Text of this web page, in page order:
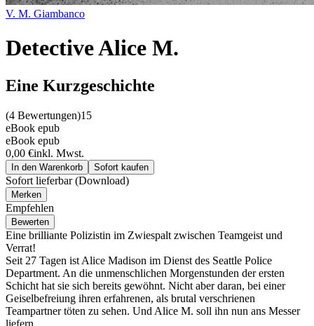
V. M. Giambanco
Detective Alice M.
Eine Kurzgeschichte
(4 Bewertungen)15
eBook epub
eBook epub
0,00 €inkl. Mwst.
In den Warenkorb Sofort kaufen
Sofort lieferbar (Download)
Merken
Empfehlen
Bewerten
Eine brilliante Polizistin im Zwiespalt zwischen Teamgeist und
Verrat!
Seit 27 Tagen ist Alice Madison im Dienst des Seattle Police
Department. An die unmenschlichen Morgenstunden der ersten
Schicht hat sie sich bereits gewöhnt. Nicht aber daran, bei einer
Geiselbefreiung ihren erfahrenen, als brutal verschrienen
Teampartner töten zu sehen. Und Alice M. soll ihn nun ans Messer
liefern . . .